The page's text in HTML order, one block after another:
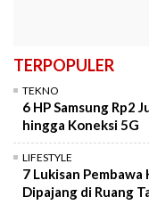
TERPOPULER
TEKNO
6 HP Samsung Rp2
hingga Koneksi 5G
LIFESTYLE
7 Lukisan
Dipajang di Ruang